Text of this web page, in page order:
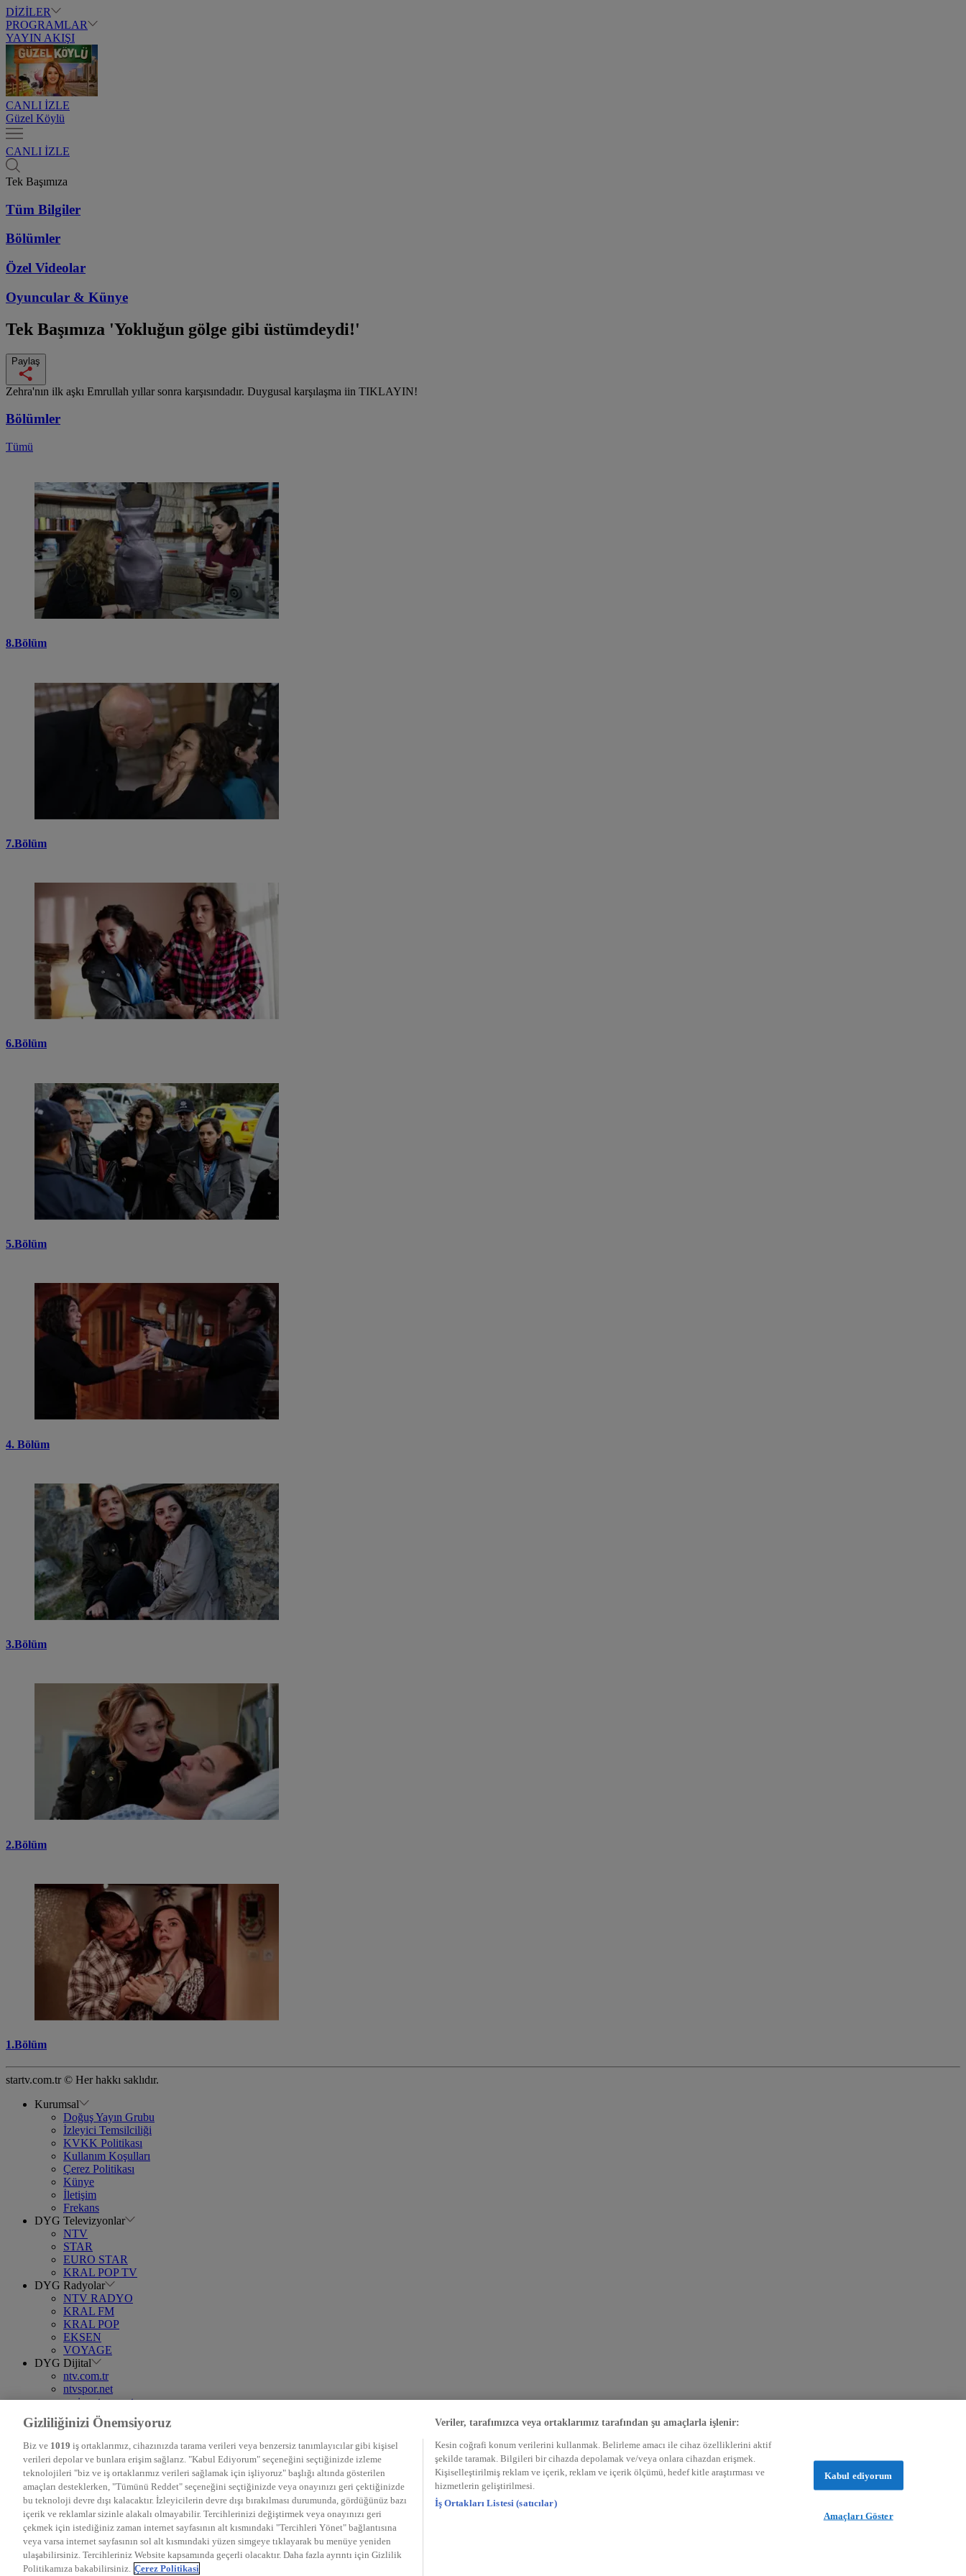
DİZİLER
PROGRAMLAR
YAYIN AKIŞI
CANLI İZLE
Güzel Köylü
CANLI İZLE
Tek Başımıza
Tüm Bilgiler
Bölümler
Özel Videolar
Oyuncular & Künye
Tek Başımıza 'Yokluğun gölge gibi üstümdeydi!'
Paylaş
Zehra'nın ilk aşkı Emrullah yıllar sonra karşısındadır. Duygusal karşılaşma iin TIKLAYIN!
Bölümler
Tümü
8.Bölüm
7.Bölüm
6.Bölüm
5.Bölüm
4. Bölüm
3.Bölüm
2.Bölüm
1.Bölüm
startv.com.tr © Her hakkı saklıdır.
Kurumsal
Doğuş Yayın Grubu
İzleyici Temsilciliği
KVKK Politikası
Kullanım Koşulları
Çerez Politikası
Künye
İletişim
Frekans
DYG Televizyonlar
NTV
STAR
EURO STAR
KRAL POP TV
DYG Radyolar
NTV RADYO
KRAL FM
KRAL POP
EKSEN
VOYAGE
DYG Dijital
ntv.com.tr
ntvspor.net
secim.ntv.com.tr
startv.com.tr
kralmuzik.com.tr
puhutv.com
Gizliliğinizi Önemsiyoruz
Biz ve 1019 iş ortaklarımız, cihazınızda tarama verileri veya benzersiz tanımlayıcılar gibi kişisel
verileri depolar ve bunlara erişim sağlarız. "Kabul Ediyorum" seçeneğini seçtiğinizde izleme
teknolojileri "biz ve iş ortaklarımız verileri sağlamak için işliyoruz" başlığı altında gösterilen
amaçları desteklerken, "Tümünü Reddet" seçeneğini seçtiğinizde veya onayınızı geri çektiğinizde
bu teknoloji devre dışı kalacaktır. İzleyicilerin devre dışı bırakılması durumunda, gördüğünüz bazı
içerik ve reklamlar sizinle alakalı olmayabilir. Tercihlerinizi değiştirmek veya onayınızı geri
çekmek için istediğiniz zaman internet sayfasının alt kısmındaki "Tercihleri Yönet" bağlantısına
veya varsa internet sayfasının sol alt kısmındaki yüzen simgeye tıklayarak bu menüye yeniden
ulaşabilirsiniz. Tercihleriniz Website kapsamında geçerli olacaktır. Daha fazla ayrıntı için Gizlilik
Politikamıza bakabilirsiniz. Çerez Politikasi
Veriler, tarafımızca veya ortaklarımız tarafından şu amaçlarla işlenir:
Kesin coğrafi konum verilerini kullanmak. Belirleme amacı ile cihaz özelliklerini aktif
şekilde taramak. Bilgileri bir cihazda depolamak ve/veya onlara cihazdan erişmek.
Kişiselleştirilmiş reklam ve içerik, reklam ve içerik ölçümü, hedef kitle araştırması ve
hizmetlerin geliştirilmesi.
İş Ortakları Listesi (satıcılar)
Kabul ediyorum
Amaçları Göster